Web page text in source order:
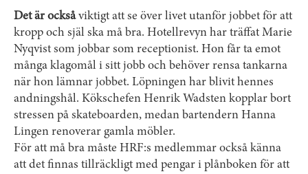
Det är ocksåviktigt att se över livet utanför jobbet för att
kropp och själ ska må bra. Hotellrevyn har träffat Marie
Nyqvist som jobbar som receptionist. Hon får ta emot
många klagomål i sitt jobb och behöver rensa tankarna
när hon lämnar jobbet. Löpningen har blivit hennes
andningshål. Kökschefen Henrik Wadsten kopplar bort
stressen på skateboarden, medan bartendern Hanna
Lingen renoverar gamla möbler.
För att må bra måste HRF:s medlemmar också känna
att det finnas tillräckligt med pengar i plånboken för att